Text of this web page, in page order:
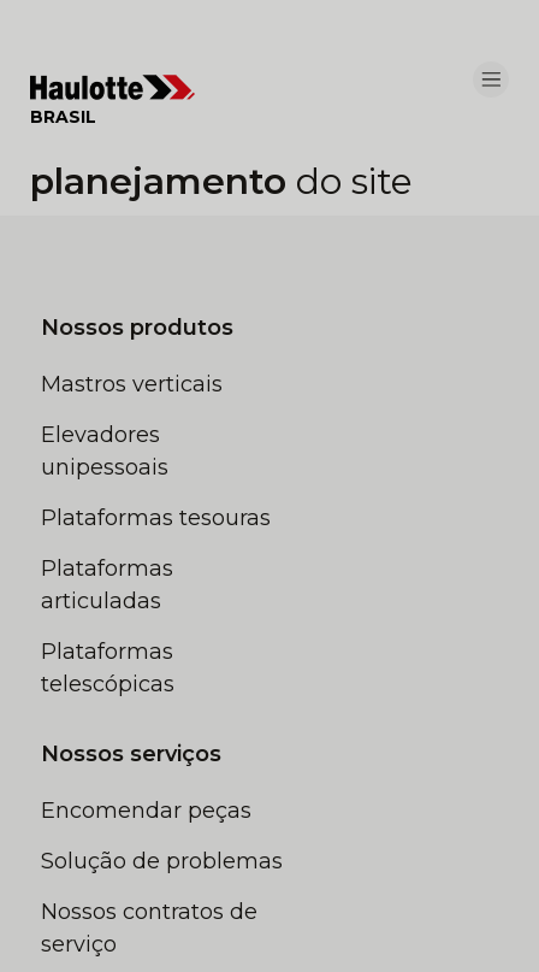
BRASIL
planejamento do site
Nossos produtos
Mastros verticais
Elevadores
unipessoais
Plataformas tesouras
Plataformas
articuladas
Plataformas
telescópicas
Nossos serviços
Encomendar peças
Solução de problemas
Nossos contratos de
serviço